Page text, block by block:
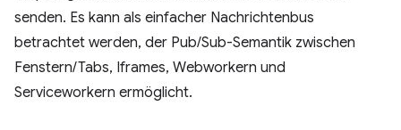
senden. Es kann als einfacher Nachrichtenbus
betrachtet werden, der Pub/Sub-Semantik zwischen
Fenstern/Tabs, Iframes, Webworkern und
Serviceworkern ermöglicht.